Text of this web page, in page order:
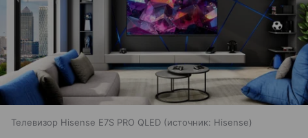
Телевизор Hisense E7S PRO QLED источник: Hisense